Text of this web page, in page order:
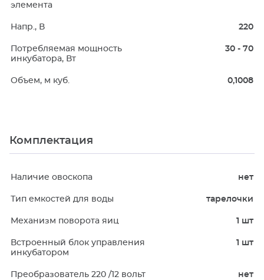
элемента
Напр., В 220
Потребляемая мощность
инкубатора, Вт
30 - 70
Объем, м куб. 0,1008
Комплектация
Наличие овоскопа нет
Тип емкостей для воды тарелочки
Механизм поворота яиц 1 шт
Встроенный блок управления
инкубатором
1 шт
Преобразователь 220 /12 вольт нет